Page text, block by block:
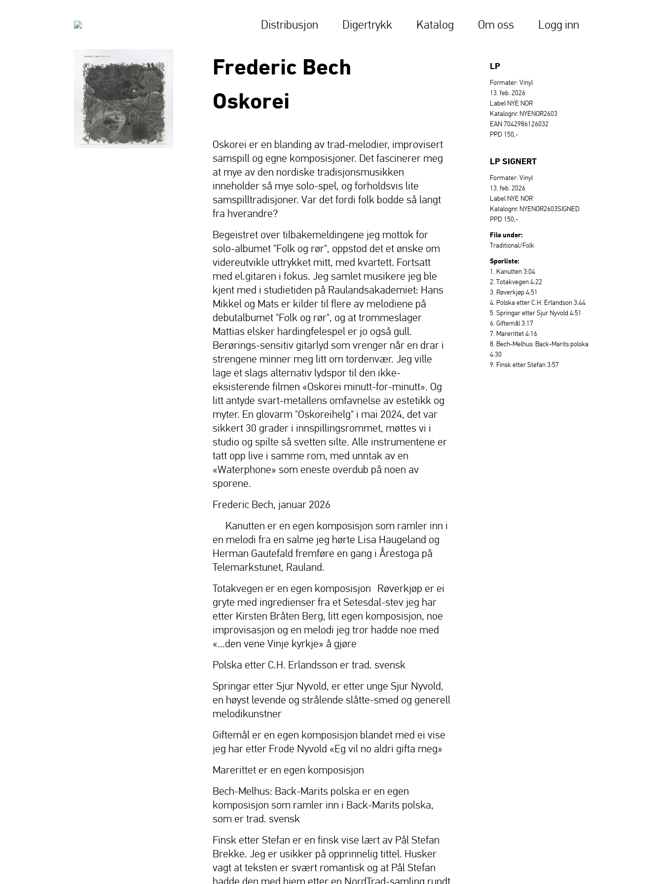
Distribusjon Digertrykk Katalog Om oss Logg inn
Frederic Bech
Oskorei
Oskorei er en blanding av trad-melodier, improvisert
samspill og egne komposisjoner. Det fascinerer meg
at mye av den nordiske tradisjonsmusikken
inneholder så mye solo-spel, og forholdsvis lite
samspilltradisjoner. Var det fordi folk bodde så langt
fra hverandre?
Begeistret over tilbakemeldingene jeg mottok for
solo-albumet "Folk og rør", oppstod det et ønske om
videreutvikle uttrykket mitt, med kvartett. Fortsatt
med el.gitaren i fokus. Jeg samlet musikere jeg ble
kjent med i studietiden på Raulandsakademiet: Hans
Mikkel og Mats er kilder til flere av melodiene på
debutalbumet "Folk og rør", og at trommeslager
Mattias elsker hardingfelespel er jo også gull.
Berørings-sensitiv gitarlyd som vrenger når en drar i
strengene minner meg litt om tordenvær. Jeg ville
lage et slags alternativ lydspor til den ikke-
eksisterende filmen «Oskorei minutt-for-minutt». Og
litt antyde svart-metallens omfavnelse av estetikk og
myter. En glovarm "Oskoreihelg" i mai 2024, det var
sikkert 30 grader i innspillingsrommet, møttes vi i
studio og spilte så svetten silte. Alle instrumentene er
tatt opp live i samme rom, med unntak av en
«Waterphone» som eneste overdub på noen av
sporene.
Frederic Bech, januar 2026
Kanutten er en egen komposisjon som ramler inn i
en melodi fra en salme jeg hørte Lisa Haugeland og
Herman Gautefald fremføre en gang i Årestoga på
Telemarkstunet, Rauland.
Totakvegen er en egen komposisjon Røverkjøp er ei
gryte med ingredienser fra et Setesdal-stev jeg har
etter Kirsten Bråten Berg, litt egen komposisjon, noe
improvisasjon og en melodi jeg tror hadde noe med
«...den vene Vinje kyrkje» å gjøre
Polska etter C.H. Erlandsson er trad. svensk
Springar etter Sjur Nyvold, er etter unge Sjur Nyvold,
en høyst levende og strålende slåtte-smed og generell
melodikunstner
Giftemål er en egen komposisjon blandet med ei vise
jeg har etter Frode Nyvold «Eg vil no aldri gifta meg»
Marerittet er en egen komposisjon
Bech-Melhus: Back-Marits polska er en egen
komposisjon som ramler inn i Back-Marits polska,
som er trad. svensk
Finsk etter Stefan er en finsk vise lært av Pål Stefan
Brekke. Jeg er usikker på opprinnelig tittel. Husker
vagt at teksten er svært romantisk og at Pål Stefan
hadde den med hjem etter en NordTrad-samling rundt
LP
Formater: Vinyl
13. feb. 2026
Label NYE NOR
Katalognr. NYENOR2603
EAN 7042986126032
PPD 150,-
LP SIGNERT
Formater: Vinyl
13. feb. 2026
Label NYE NOR
Katalognr. NYENOR2603SIGNED
PPD 150,-
File under:
Traditional/Folk
Sporliste:
1. Kanutten 3:04
2. Totakvegen 4:22
3. Røverkjøp 4:51
4. Polska etter C.H. Erlandson 3:44
5. Springar etter Sjur Nyvold 4:51
6. Giftemål 3:17
7. Marerittet 4:16
8. Bech-Melhus: Back-Marits polska
4:30
9. Finsk etter Stefan 3:57